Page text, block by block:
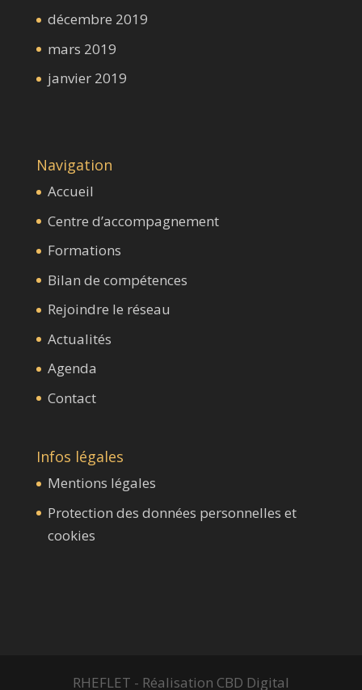
décembre 2019
mars 2019
janvier 2019
Navigation
Accueil
Centre d’accompagnement
Formations
Bilan de compétences
Rejoindre le réseau
Actualités
Agenda
Contact
Infos légales
Mentions légales
Protection des données personnelles et
cookies
RHEFLET - Réalisation CBD Digital